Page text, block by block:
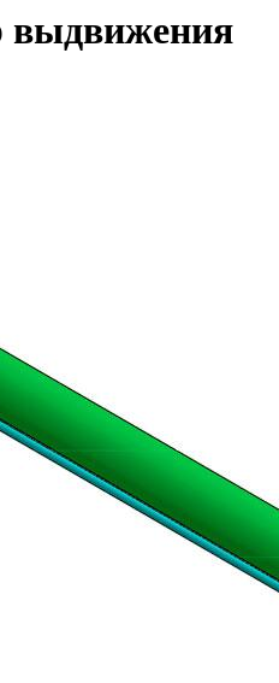
выдвижения